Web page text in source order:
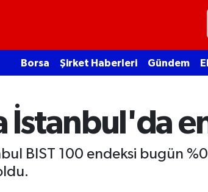
Borsa Şirket Haberleri Gündem
İstanbul'da
BIST 100 endeksi bugün